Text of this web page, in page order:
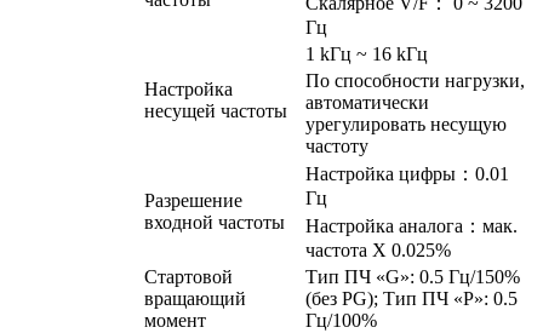
Гц
Настройка
несущей частоты
1 kГц ~ 16 kГц
По способности нагрузки,
автоматически
урегулировать несущую
частоту
Разрешение
входной частоты
Настройка цифры：0.01
Гц
Настройка аналога：мак.
частота X 0.025%
Стартовой
вращающий
момент
Тип ПЧ «G»: 0.5 Гц/150%
(без PG); Тип ПЧ «P»: 0.5
Гц/100%